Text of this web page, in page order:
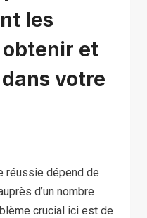
les
et
votre
réussie dépend de
d’un nombre
crucial ici est de